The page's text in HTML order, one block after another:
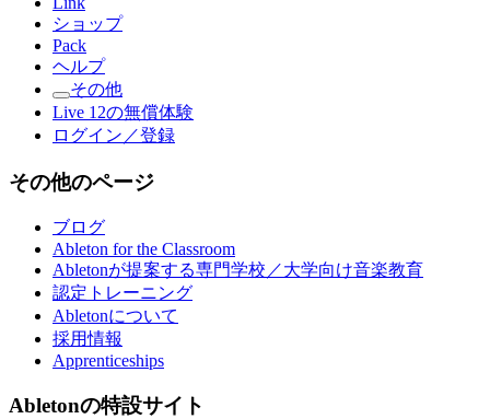
ショップ
Pack
ヘルプ
その他
Live 12の無償体験
ログイン／登録
その他のページ
ブログ
Ableton for the Classroom
Abletonが提案する専門学校／大学向け音楽教育
認定トレーニング
Abletonについて
採用情報
Apprenticeships
Abletonの特設サイト